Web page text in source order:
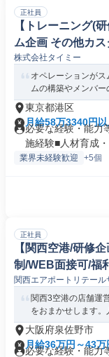
正社員
【トレーニング(
ム企画 その他カ
株式会社タイミー
オペレーションが
ムの構築やメンバー
東京都港区
月給58万3340円以
必要な経験・能力
施経験■人材育成・
業界未経験歓迎 +5個
正社員
【関西空港/研修
制/WEB面接可/福
関西エアポートリテー
関西3空港の店舗運
をおまかせします。
大阪府泉佐野市
月給36万円～43万
必要な経験・能力